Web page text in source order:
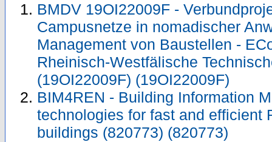
BMDV 19OI22009F -
Campusnetze in nomadischer
Management von Baustellen -
Rheinisch-Westfälische
(19OI22009F) (19OI22009F)
BIM4REN - Building Information
technologies for fast and efficient
buildings (820773) (820773)